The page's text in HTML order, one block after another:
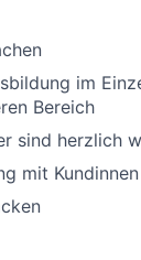
im
Bereich
sind herzlich
mit